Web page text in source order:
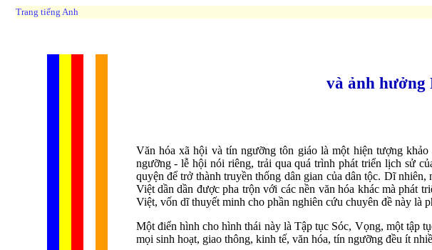
Trang tiếng Anh
và ảnh
Văn hóa xã hội và tín ngưỡng tôn giáo là một hiện tượng
ngưỡng - lễ hội nói riêng, trải qua quá trình phát triển lịch sử
quyện để trở thành truyền thống dân gian của dân tộc. Dĩ
Việt dần dần được pha trộn với các nền văn hóa khác mà phát
Việt, vốn dĩ thuyết minh cho phần nghiên cứu chuyên đề này là
Một điển hình cho hình thái này là Tập tục Sóc, Vọng, một tập
mọi sinh hoạt, giao thông, kinh tế, văn hóa, tín ngưỡng đều ít